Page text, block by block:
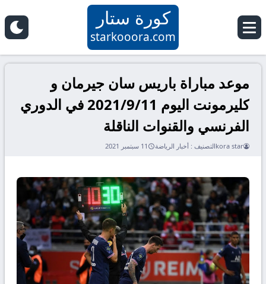
كورة ستار
starkooora.com
موعد مباراة باريس سان جيرمان و
كليرمونت اليوم 2021/9/11 في الدوري
الفرنسي والقنوات الناقلة
kora starالتصنيف : أخبار الرياضة 11 سبتمبر 2021